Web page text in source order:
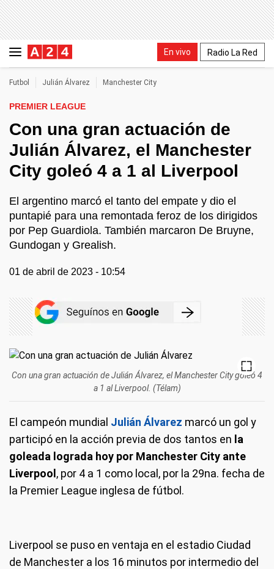
En vivo Radio La Red
Futbol Julián Álvarez Manchester City
PREMIER LEAGUE
Con una gran actuación de
Julián Álvarez, el Manchester
City goleó 4 a 1 al Liverpool
El argentino marcó el tanto del empate y dio el
puntapié para una remontada feroz de los dirigidos
por Pep Guardiola. También marcaron De Bruyne,
Gundogan y Grealish.
01 de abril de 2023 - 10:54
Con una gran actuación de Julián Álvarez, el Manchester City goleó 4
a 1 al Liverpool. (Télam)
El campeón mundial Julián Álvarez marcó un gol y
participó en la acción previa de dos tantos en la
goleada lograda hoy por Manchester City ante
Liverpool, por 4 a 1 como local, por la 29na. fecha de
la Premier League inglesa de fútbol.
Liverpool se puso en ventaja en el estadio Ciudad
de Manchester a los 16 minutos por intermedio del